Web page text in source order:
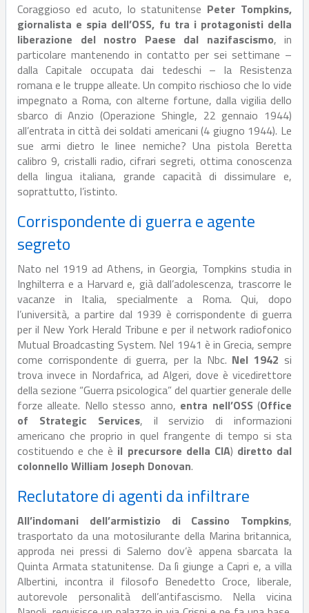
Coraggioso ed acuto, lo statunitense Peter Tompkins,
giornalista e spia dell’OSS, fu tra i protagonisti della
liberazione del nostro Paese dal nazifascismo, in
particolare mantenendo in contatto per sei settimane –
dalla Capitale occupata dai tedeschi – la Resistenza
romana e le truppe alleate. Un compito rischioso che lo vide
impegnato a Roma, con alterne fortune, dalla vigilia dello
sbarco di Anzio (Operazione Shingle, 22 gennaio 1944)
all’entrata in città dei soldati americani (4 giugno 1944). Le
sue armi dietro le linee nemiche? Una pistola Beretta
calibro 9, cristalli radio, cifrari segreti, ottima conoscenza
della lingua italiana, grande capacità di dissimulare e,
soprattutto, l’istinto.
Corrispondente di guerra e agente
segreto
Nato nel 1919 ad Athens, in Georgia, Tompkins studia in
Inghilterra e a Harvard e, già dall’adolescenza, trascorre le
vacanze in Italia, specialmente a Roma. Qui, dopo
l’università, a partire dal 1939 è corrispondente di guerra
per il New York Herald Tribune e per il network radiofonico
Mutual Broadcasting System. Nel 1941 è in Grecia, sempre
come corrispondente di guerra, per la Nbc. Nel 1942 si
trova invece in Nordafrica, ad Algeri, dove è vicedirettore
della sezione “Guerra psicologica” del quartier generale delle
forze alleate. Nello stesso anno, entra nell’OSS (Office
of Strategic Services, il servizio di informazioni
americano che proprio in quel frangente di tempo si sta
costituendo e che è il precursore della CIA) diretto dal
colonnello William Joseph Donovan.
Reclutatore di agenti da infiltrare
All’indomani dell’armistizio di Cassino Tompkins,
trasportato da una motosilurante della Marina britannica,
approda nei pressi di Salerno dov’è appena sbarcata la
Quinta Armata statunitense. Da lì giunge a Capri e, a villa
Albertini, incontra il filosofo Benedetto Croce, liberale,
autorevole personalità dell’antifascismo. Nella vicina